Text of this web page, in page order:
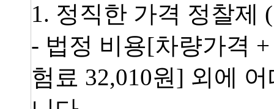
1. 정직한 가격 정찰제
- 법정 비용[차량가격
험료 32,010원] 외에